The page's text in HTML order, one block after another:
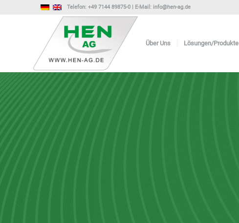
Telefon: +49 7144 89875-0 | E-Mail: info@hen-ag.de
Über Uns Lösungen/Produkte